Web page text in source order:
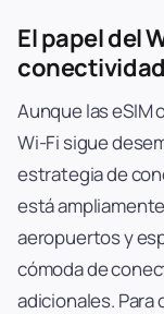
El papel del
Aunque las eSIM
Wi-Fi sigue
estrategia de
está
aeropuertos y
cómoda de
adicionales. Para